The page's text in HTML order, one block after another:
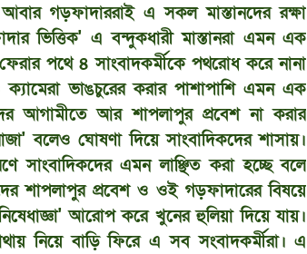
গড়ফাদাররাই এ সকল মাস্তানদের রক্ষা
ভিত্তিক' এ বন্দুকধারী মাস্তানরা এমন এক
পথে ৪ সাংবাদকর্মীকে পথরোধ করে নানা
ক্যামেরা ভাঙচুরের করার পাশাপাশি এমন এক
আগামীতে আর শাপলাপুর প্রবেশ না করার
বলেও ঘোষণা দিয়ে সাংবাদিকদের শাসায়।
সাংবাদিকদের এমন লাঞ্ছিত করা হচ্ছে বলে
শাপলাপুর প্রবেশ ও ওই গড়ফাদারের বিষয়ে
আরোপ করে খুনের হুলিয়া দিয়ে যায়।
নিয়ে বাড়ি ফিরে এ সব সংবাদকর্মীরা। এ